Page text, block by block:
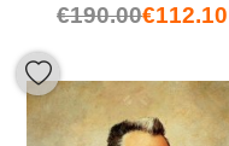
€190.00€112.10